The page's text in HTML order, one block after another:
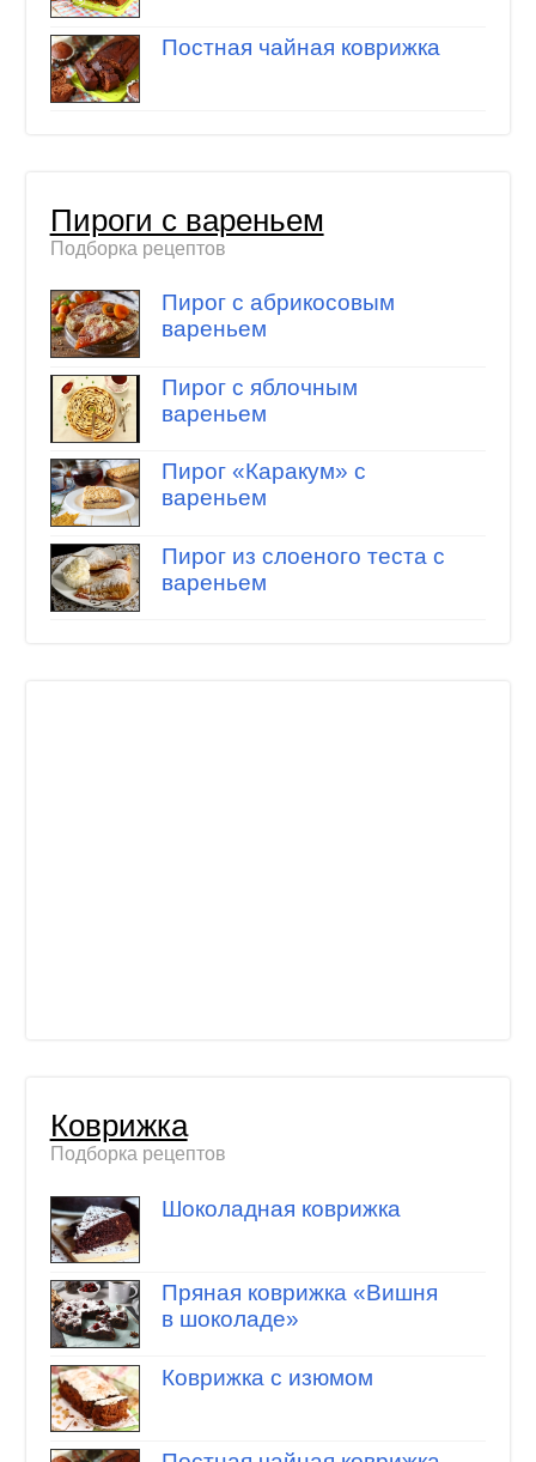
Постная чайная коврижка
Пироги с вареньем
Подборка рецептов
Пирог с абрикосовым
вареньем
Пирог с яблочным
вареньем
Пирог «Каракум» с
вареньем
Пирог из слоеного теста с
вареньем
Коврижка
Подборка рецептов
Шоколадная коврижка
Пряная коврижка «Вишня
в шоколаде»
Коврижка с изюмом